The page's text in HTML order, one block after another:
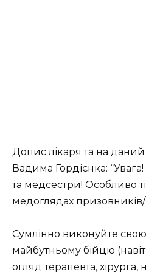
Допис лікаря та на
Вадима Гордієнка:
та медсестри! Особливо
медоглядах призовників/
Сумлінно виконуйте
майбутньому бійцю
огляд терапевта, хірурга,